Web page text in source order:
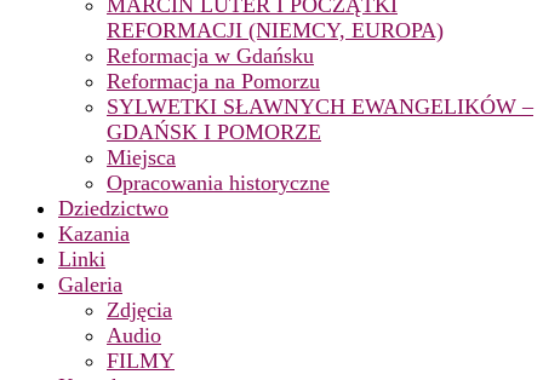
MARCIN LUTER I POCZĄTKI
REFORMACJI (NIEMCY, EUROPA)
Reformacja w Gdańsku
Reformacja na Pomorzu
SYLWETKI SŁAWNYCH EWANGELIKÓW –
GDAŃSK I POMORZE
Miejsca
Opracowania historyczne
Dziedzictwo
Kazania
Linki
Galeria
Zdjęcia
Audio
FILMY